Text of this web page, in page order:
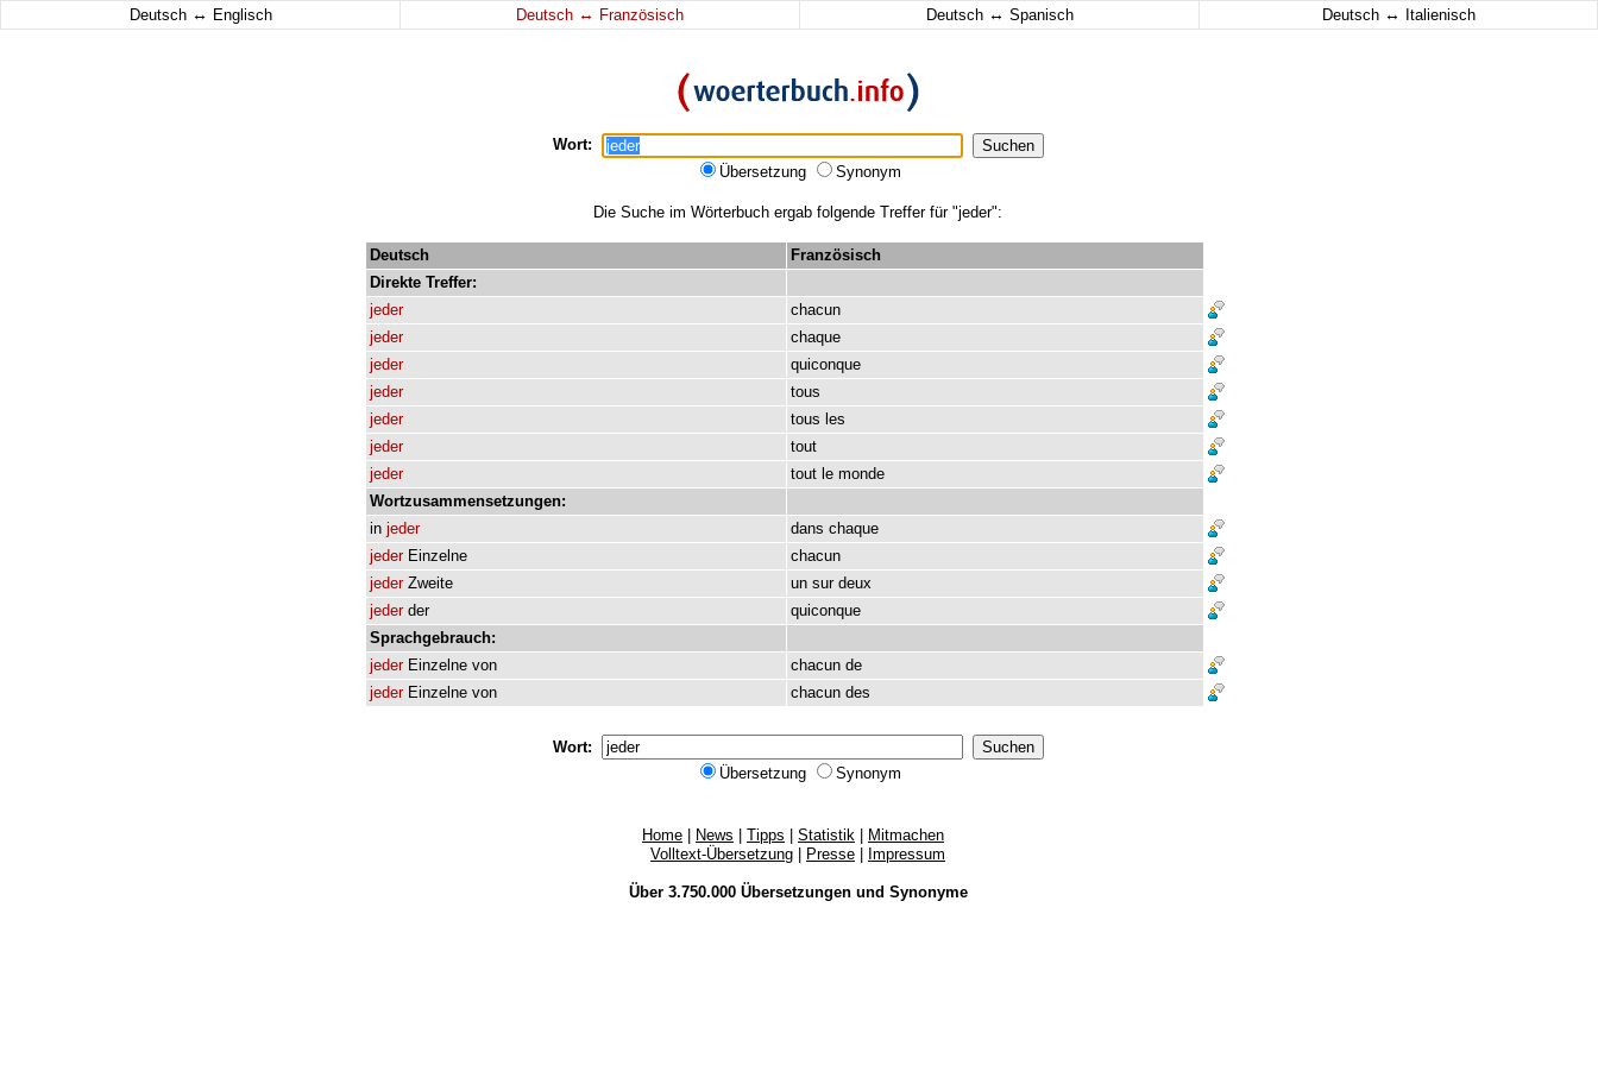
Deutsch ↔ Englisch Deutsch ↔ Französisch Deutsch ↔ Spanisch Deutsch ↔ Italienisch
Wort:
Übersetzung
Synonym
Die Suche im Wörterbuch ergab folgende Treffer für "jeder":
Deutsch
Französisch
Direkte Treffer:
jeder
chacun
jeder
chaque
jeder
quiconque
jeder
tous
jeder
tous les
jeder
tout
jeder
tout le monde
Wortzusammensetzungen:
in jeder dans chaque
jeder Einzelne
chacun
jeder Zweite un sur deux
jeder der
quiconque
Sprachgebrauch:
jeder Einzelne von chacun de
jeder Einzelne von chacun des
Wort:
Übersetzung
Synonym
Home News Tipps Statistik
Mitmachen
Volltext-Übersetzung
Presse Impressum
Über 3.750.000 Übersetzungenund Synonyme